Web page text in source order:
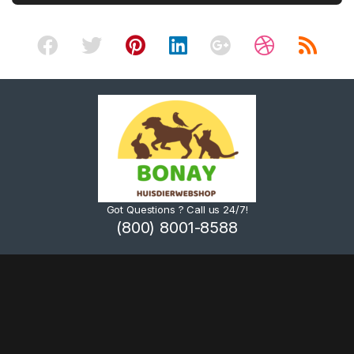
Got Questions ? Call us 24/7!
(800) 8001-8588